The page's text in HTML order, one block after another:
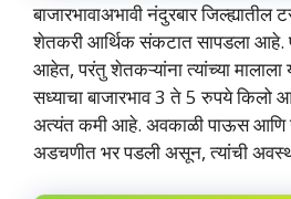
बाजारभावाअभावी नंदुरबार
शेतकरी आर्थिक संकटात सापडला आहे.
आहेत, परंतु शेतकऱ्यांना त्यांच्या मालाला
सध्याचा बाजारभाव 3 ते 5 रुपये किलो
अत्यंत कमी आहे. अवकाळी पाऊस आणि
अडचणीत भर पडली असून, त्यांची